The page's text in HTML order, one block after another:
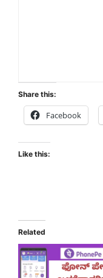
Share this:
Facebook
Like this:
Related